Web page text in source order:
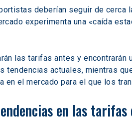
deberían seguir de
experimenta una «caída
las tarifas antes y
actuales, mientras
en el mercado para el que los
en las